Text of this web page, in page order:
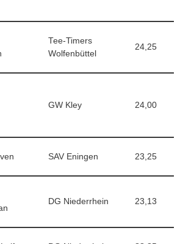
Tee-Timers
Wolfenbüttel
24,25
GW Kley 24,00
SAV Eningen 23,25
DG Niederrhein 23,13